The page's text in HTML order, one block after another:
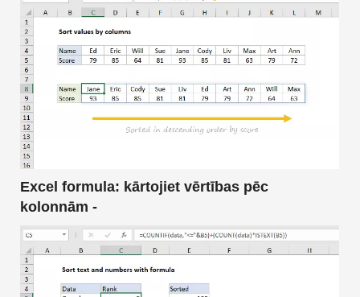
Excel formula: kārtojiet vērtības pēc
kolonnām -